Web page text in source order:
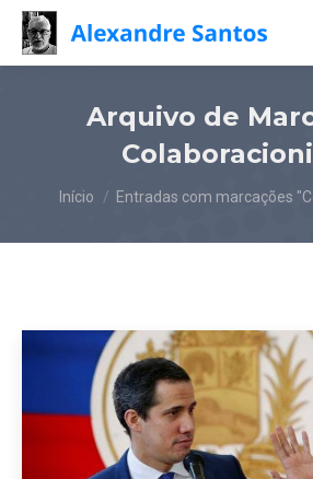
Arquivo de
Você está aqui:
Início Entradas com marcações